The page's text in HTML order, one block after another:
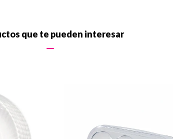
que te pueden interesar